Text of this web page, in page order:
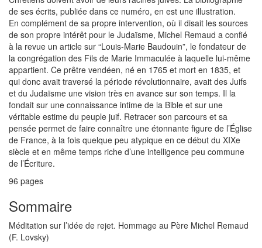
de ses écrits, publiée dans ce numéro, en est une illustration.
En complément de sa propre intervention, où il disait les sources
de son propre intérêt pour le Judaïsme, Michel Remaud a confié
à la revue un article sur “Louis-Marie Baudouin”, le fondateur de
la congrégation des Fils de Marie Immaculée à laquelle lui-même
appartient. Ce prêtre vendéen, né en 1765 et mort en 1835, et
qui donc avait traversé la période révolutionnaire, avait des Juifs
et du Judaïsme une vision très en avance sur son temps. Il la
fondait sur une connaissance intime de la Bible et sur une
véritable estime du peuple juif. Retracer son parcours et sa
pensée permet de faire connaître une étonnante figure de l’Église
de France, à la fois quelque peu atypique en ce début du XIXe
siècle et en même temps riche d’une intelligence peu commune
de l’Écriture.
96 pages
Sommaire
Méditation sur l’idée de rejet. Hommage au Père Michel Remaud
(F. Lovsky)